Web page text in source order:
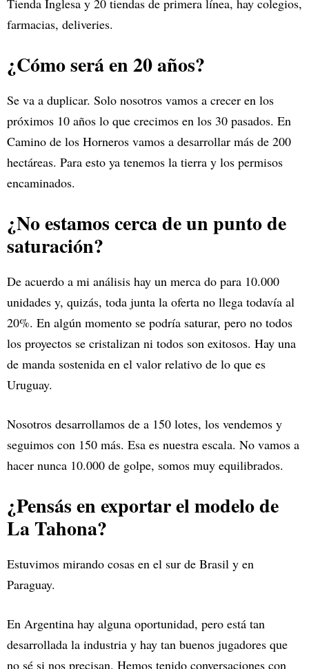
farmacias, deliveries.
¿Cómo será en 20 años?
Se va a duplicar. Solo nosotros vamos a crecer en los
próximos 10 años lo que crecimos en los 30 pasados. En
Camino de los Horneros vamos a desarrollar más de 200
hectáreas. Para esto ya tenemos la tierra y los permisos
encaminados.
¿No estamos cerca de un punto de
saturación?
De acuerdo a mi análisis hay un merca do para 10.000
unidades y, quizás, toda junta la oferta no llega todavía al
20%. En algún momento se podría saturar, pero no todos
los proyectos se cristalizan ni todos son exitosos. Hay una
de manda sostenida en el valor relativo de lo que es
Uruguay.
Nosotros desarrollamos de a 150 lotes, los vendemos y
seguimos con 150 más. Esa es nuestra escala. No vamos a
hacer nunca 10.000 de golpe, somos muy equilibrados.
¿Pensás en exportar el modelo de
La Tahona?
Estuvimos mirando cosas en el sur de Brasil y en
Paraguay.
En Argentina hay alguna oportunidad, pero está tan
desarrollada la industria y hay tan buenos jugadores que
no sé si nos precisan. Hemos tenido conversaciones con